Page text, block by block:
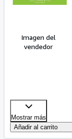
Imagen del
vendedor
Mostrar más
Añadir al carrito